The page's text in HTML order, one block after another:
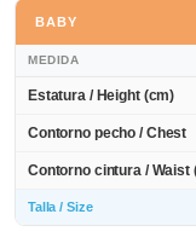
BABY
MEDIDA
Estatura / Height (cm)
Contorno pecho / Chest
Contorno cintura / Waist
Talla / Size